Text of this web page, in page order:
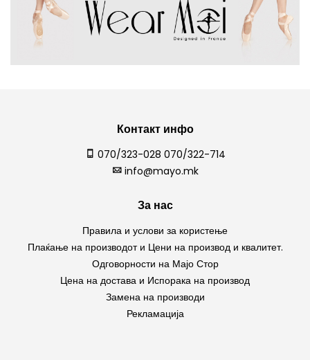
Контакт инфо
070/323-028 070/322-714
info@mayo.mk
За нас
Правила и услови за користење
Плаќање на производот и Цени на производ и квалитет.
Одговорности на Мајо Стор
Цена на достава и Испорака на производ
Замена на производи
Рекламација